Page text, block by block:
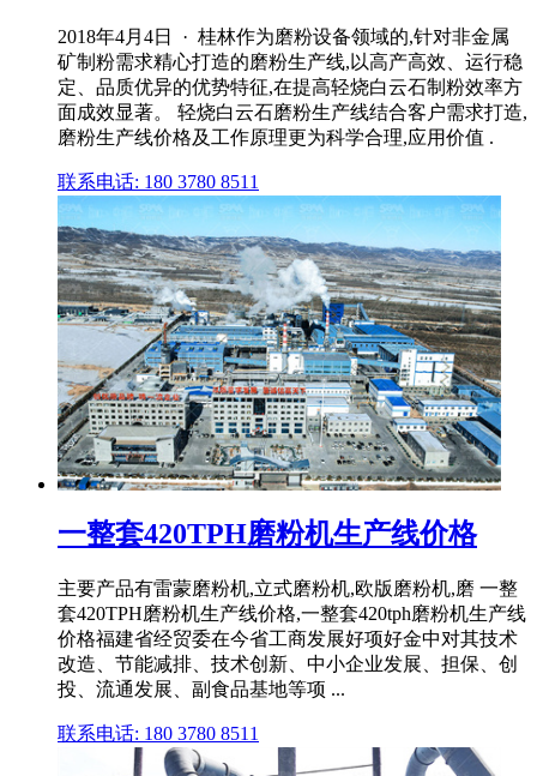
2018年4月4日 · 桂林作为磨粉设备领域的,针对非金属
矿制粉需求精心打造的磨粉生产线,以高产高效、运行稳
定、品质优异的优势特征,在提高轻烧白云石制粉效率方
面成效显著。 轻烧白云石磨粉生产线结合客户需求打造,
磨粉生产线价格及工作原理更为科学合理,应用价值 .
联系电话: 180 3780 8511
一整套420TPH磨粉机生产线价格
主要产品有雷蒙磨粉机,立式磨粉机,欧版磨粉机,磨 一整
套420TPH磨粉机生产线价格,一整套420tph磨粉机生产线
价格福建省经贸委在今省工商发展好项好金中对其技术
改造、节能减排、技术创新、中小企业发展、担保、创
投、流通发展、副食品基地等项 ...
联系电话: 180 3780 8511